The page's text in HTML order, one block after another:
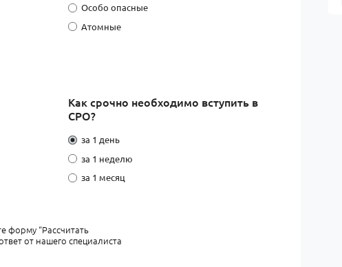
Особо опасные
Атомные
Как срочно необходимо вступить в
СРО?
за 1 день
за 1 неделю
за 1 месяц
форму “Рассчитать
от нашего специалиста